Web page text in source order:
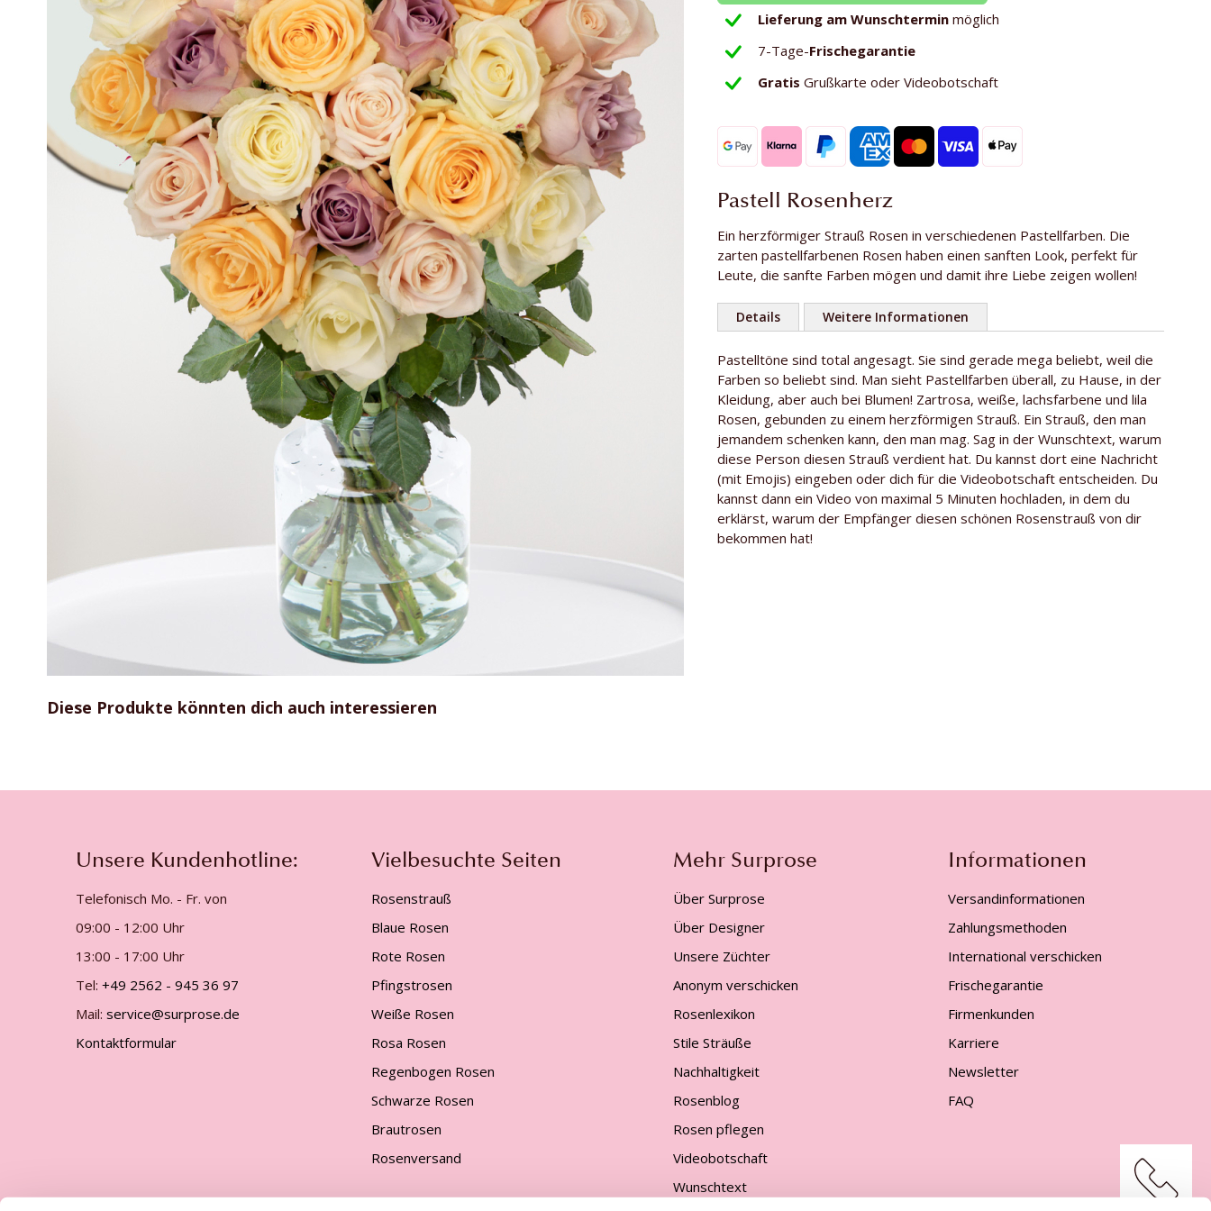
Lieferung am Wunschtermin möglich
7-Tage-Frischegarantie
Gratis Grußkarte oder Videobotschaft
Pastell Rosenherz
Ein herzförmiger Strauß Rosen in verschiedenen Pastellfarben. Die
zarten pastellfarbenen Rosen haben einen sanften Look, perfekt für
Leute, die sanfte Farben mögen und damit ihre Liebe zeigen wollen!
Details
Weitere
Informationen
Anzahl Rosen
19
Länge der Rose
ca. 60 cm
Herkunft
Kenia
Gärtner
Mehrere
Weitere Informationen
Pastelltöne sind total angesagt. Sie sind gerade mega beliebt, weil die
Farben so beliebt sind. Man sieht Pastellfarben überall, zu Hause, in der
Kleidung, aber auch bei Blumen! Zartrosa, weiße, lachsfarbene und lila
Rosen, gebunden zu einem herzförmigen Strauß. Ein Strauß, den man
jemandem schenken kann, den man mag. Sag in der Wunschtext, warum
diese Person diesen Strauß verdient hat. Du kannst dort eine Nachricht
(mit Emojis) eingeben oder dich für die Videobotschaft entscheiden. Du
kannst dann ein Video von maximal 5 Minuten hochladen, in dem du
erklärst, warum der Empfänger diesen schönen Rosenstrauß von dir
bekommen hat!
Anfang
Diese Produkte könnten dich auch interessieren
Unsere Kundenhotline:
Telefonisch Mo. - Fr. von
09:00 - 12:00 Uhr
13:00 - 17:00 Uhr
Tel: +49 2562 - 945 36 97
Mail: service@surprose.de
Kontaktformular
Vielbesuchte Seiten
Rosenstrauß
Blaue Rosen
Rote Rosen
Pfingstrosen
Weiße Rosen
Rosa Rosen
Regenbogen Rosen
Schwarze Rosen
Brautrosen
Rosenversand
Mehr Surprose
Über Surprose
Über Designer
Unsere Züchter
Anonym verschicken
Rosenlexikon
Stile Sträuße
Nachhaltigkeit
Rosenblog
Rosen pflegen
Videobotschaft
Wunschtext
Informationen
Versandinformationen
Zahlungsmethoden
International verschicken
Frischegarantie
Firmenkunden
Karriere
Newsletter
FAQ